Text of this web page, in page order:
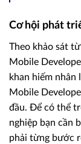
Cơ hội phát
Theo khảo sát
Mobile
khan hiếm nhân
Mobile
đầu. Để có thể
nghiệp bạn cần
phải từng bước